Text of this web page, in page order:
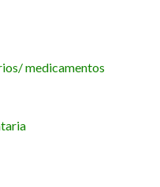
medicamentos